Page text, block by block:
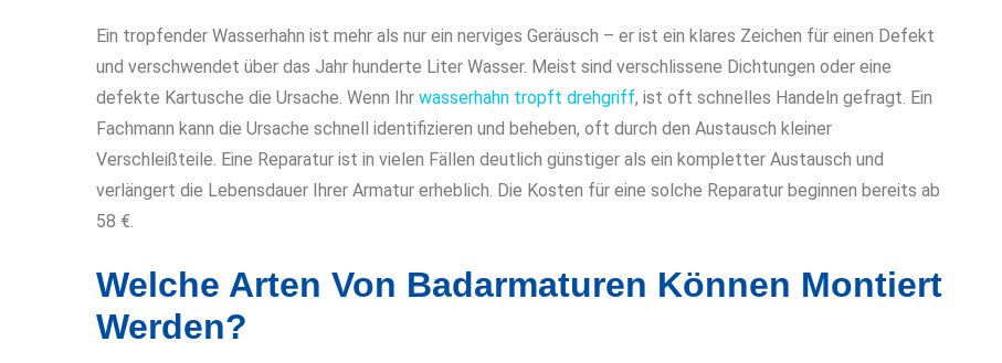
Ein tropfender Wasserhahn ist mehr als nur ein nerviges Geräusch – er ist ein klares Zeichen für einen Defekt
und verschwendet über das Jahr hunderte Liter Wasser. Meist sind verschlissene Dichtungen oder eine
defekte Kartusche die Ursache. Wenn Ihr wasserhahn tropft drehgriff, ist oft schnelles Handeln gefragt. Ein
Fachmann kann die Ursache schnell identifizieren und beheben, oft durch den Austausch kleiner
Verschleißteile. Eine Reparatur ist in vielen Fällen deutlich günstiger als ein kompletter Austausch und
verlängert die Lebensdauer Ihrer Armatur erheblich. Die Kosten für eine solche Reparatur beginnen bereits ab
58 €.
Welche Arten Von Badarmaturen Können Montiert
Werden?